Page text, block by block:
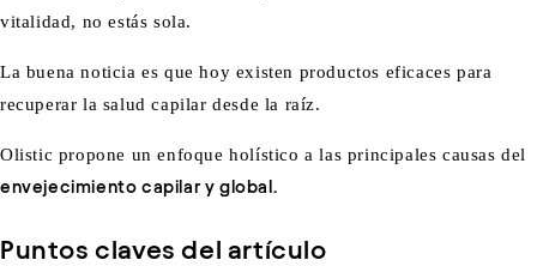
vitalidad, no estás sola.
La buena noticia es que hoy existen productos eficaces para
recuperar la salud capilar desde la raíz.
Olistic propone un enfoque holístico a las principales causas del
envejecimiento capilar y global.
Puntos claves del artículo